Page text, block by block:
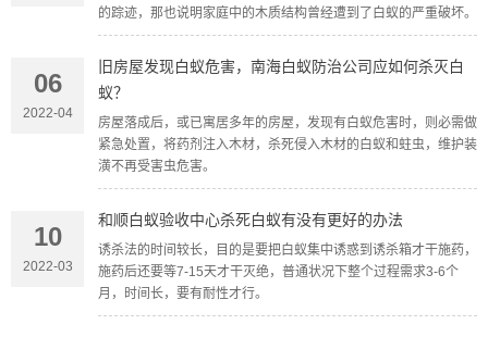
的踪迹，那也说明家庭中的木质结构曾经遭到了白蚁的严重破坏。
06
2022-04
旧房屋发现白蚁危害，南海白蚁防治公司应如何杀灭白
蚁？
房屋落成后，或已寓居多年的房屋，发现有白蚁危害时，则必需做
紧急处置，将药剂注入木材，杀死侵入木材的白蚁和蛀虫，维护装
潢不再受害虫危害。
10
2022-03
和顺白蚁验收中心杀死白蚁有没有更好的办法
诱杀法的时间较长，目的是要把白蚁集中诱惑到诱杀箱才干施药，
施药后还要等7-15天才干灭绝，普通状况下整个过程需求3-6个
月，时间长，要有耐性才行。